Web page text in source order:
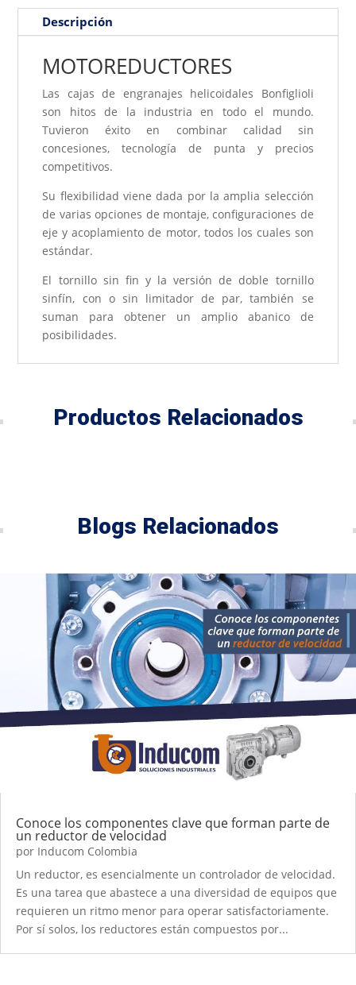
Descripción
MOTOREDUCTORES
Las cajas de engranajes helicoidales Bonfiglioli
son hitos de la industria en todo el mundo.
Tuvieron éxito en combinar calidad sin
concesiones, tecnología de punta y precios
competitivos.
Su flexibilidad viene dada por la amplia selección
de varias opciones de montaje, configuraciones de
eje y acoplamiento de motor, todos los cuales son
estándar.
El tornillo sin fin y la versión de doble tornillo
sinfín, con o sin limitador de par, también se
suman para obtener un amplio abanico de
posibilidades.
Productos Relacionados
Blogs Relacionados
Conoce los componentes clave que forman parte de
un reductor de velocidad
por Inducom Colombia
Un reductor, es esencialmente un controlador de velocidad.
Es una tarea que abastece a una diversidad de equipos que
requieren un ritmo menor para operar satisfactoriamente.
Por sí solos, los reductores están compuestos por...